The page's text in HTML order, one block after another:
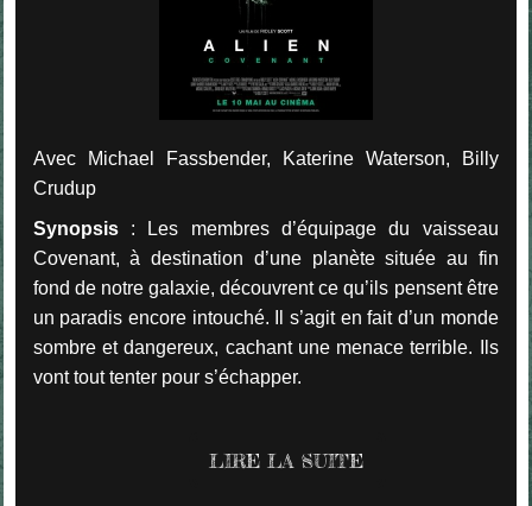
Avec Michael Fassbender, Katerine Waterson, Billy
Crudup
Synopsis: Les membres d’équipage du vaisseau
Covenant, à destination d’une planète située au fin
fond de notre galaxie, découvrent ce qu’ils pensent être
un paradis encore intouché. Il s’agit en fait d’un monde
sombre et dangereux, cachant une menace terrible. Ils
vont tout tenter pour s’échapper.
LIRE LA SUITE